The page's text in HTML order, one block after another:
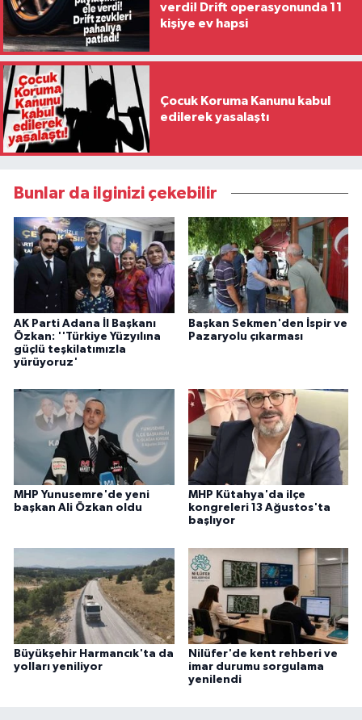
verdi! Drift operasyonunda 11
kişiye ev hapsi
Çocuk Koruma Kanunu kabul
edilerek yasalaştı
Bunlar da ilginizi çekebilir
AK Parti Adana İl Başkanı
Özkan: ''Türkiye Yüzyılına
güçlü teşkilatımızla
yürüyoruz'
Başkan Sekmen'den İspir ve
Pazaryolu çıkarması
MHP Yunusemre'de yeni
başkan Ali Özkan oldu
MHP Kütahya'da ilçe
kongreleri 13 Ağustos'ta
başlıyor
Büyükşehir Harmancık'ta da
yolları yeniliyor
Nilüfer'de kent rehberi ve
imar durumu sorgulama
yenilendi